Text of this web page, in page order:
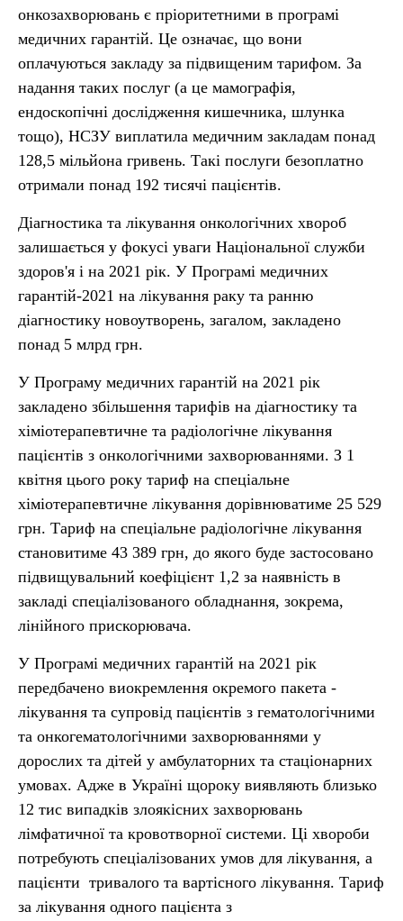
онкозахворювань є пріоритетними в програмі
медичних гарантій. Це означає, що вони
оплачуються закладу за підвищеним тарифом. За
надання таких послуг (а це мамографія,
ендоскопічні дослідження кишечника, шлунка
тощо), НСЗУ виплатила медичним закладам понад
128,5 мільйона гривень. Такі послуги безоплатно
отримали понад 192 тисячі пацієнтів.
Діагностика та лікування онкологічних хвороб
залишається у фокусі уваги Національної служби
здоров'я і на 2021 рік. У Програмі медичних
гарантій-2021 на лікування раку та ранню
діагностику новоутворень, загалом, закладено
понад 5 млрд грн.
У Програму медичних гарантій на 2021 рік
закладено збільшення тарифів на діагностику та
хіміотерапевтичне та радіологічне лікування
пацієнтів з онкологічними захворюваннями. З 1
квітня цього року тариф на спеціальне
хіміотерапевтичне лікування дорівнюватиме 25 529
грн. Тариф на спеціальне радіологічне лікування
становитиме 43 389 грн, до якого буде застосовано
підвищувальний коефіцієнт 1,2 за наявність в
закладі спеціалізованого обладнання, зокрема,
лінійного прискорювача.
У Програмі медичних гарантій на 2021 рік
передбачено виокремлення окремого пакета -
лікування та супровід пацієнтів з гематологічними
та онкогематологічними захворюваннями у
дорослих та дітей у амбулаторних та стаціонарних
умовах. Адже в Україні щороку виявляють близько
12 тис випадків злоякісних захворювань
лімфатичної та кровотворної системи. Ці хвороби
потребують спеціалізованих умов для лікування, а
пацієнти тривалого та вартісного лікування. Тариф
за лікування одного пацієнта з